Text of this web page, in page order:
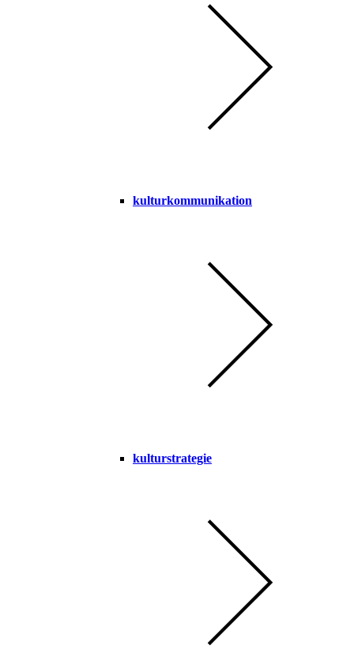
kulturkommunikation
kulturstrategie